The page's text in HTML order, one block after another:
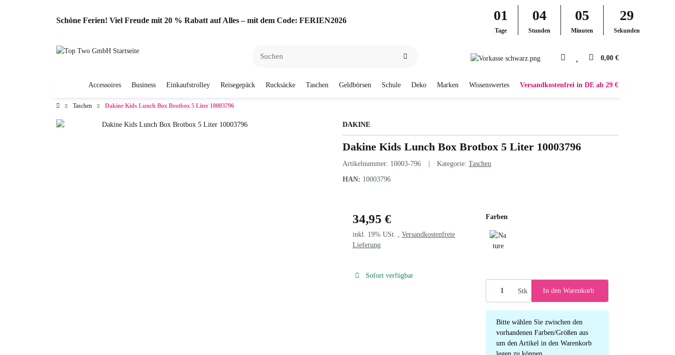
Schöne Ferien! Viel Freude mit 20 % Rabatt auf Alles – mit dem Code: FERIEN2026 01
Tage
04
Stunden
05
Minuten
28
Sekunden
0,00 €
Accessoires Business Einkaufstrolley Reisegepäck Rucksäcke Taschen Geldbörsen Schule Deko Marken Wissenswertes Versandkostenfrei in DE ab 29 €
Taschen Dakine Kids Lunch Box Brotbox 5 Liter 10003796
DAKINE
Dakine Kids Lunch Box Brotbox 5 Liter 10003796
Artikelnummer: 10003-796 Kategorie: Taschen
HAN: 10003796
34,95 €
inkl. 19% USt. , Versandkostenfreie
Lieferung
Sofort verfügbar
Farben
Stk In den Warenkorb
x
Bitte wählen Sie zwischen den
vorhandenen Farben/Größen aus
um den Artikel in den Warenkorb